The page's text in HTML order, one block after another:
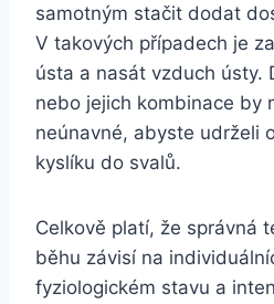
samotným stačit dodat
V takových případech je
ústa a nasát vzduch ústy.
nebo jejich kombinace by
neúnavné, abyste udrželi
kyslíku do svalů.
Celkově platí, že správná
běhu závisí na
fyziologickém stavu a